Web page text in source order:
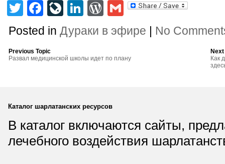
TwitterFacebook
LiveJournal
LinkedIn
WordPress
Gmail
Posted inДураки в эфире | No
Previous Topic
Развал медицинской школы идет по плану
Как
Каталог шарлатанских ресурсов
В каталог включаются сайты,
лечебного воздействия